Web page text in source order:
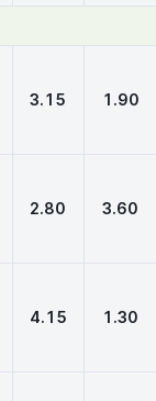
3.15 1.90
2.80 3.60
4.15 1.30